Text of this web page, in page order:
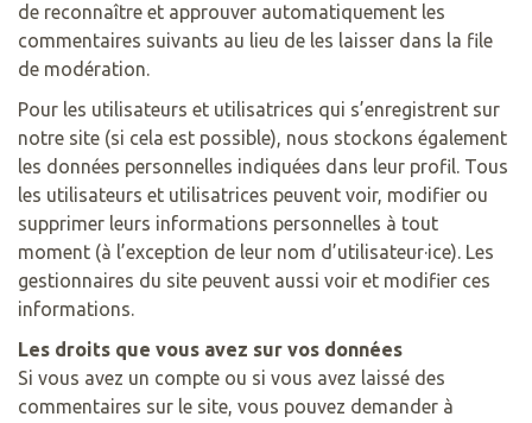
de reconnaître et approuver automatiquement les
commentaires suivants au lieu de les laisser dans la file
de modération.
Pour les utilisateurs et utilisatrices qui s’enregistrent sur
notre site (si cela est possible), nous stockons également
les données personnelles indiquées dans leur profil. Tous
les utilisateurs et utilisatrices peuvent voir, modifier ou
supprimer leurs informations personnelles à tout
moment (à l’exception de leur nom d’utilisateur·ice). Les
gestionnaires du site peuvent aussi voir et modifier ces
informations.
Les droits que vous avez sur vos données
Si vous avez un compte ou si vous avez laissé des
commentaires sur le site, vous pouvez demander à